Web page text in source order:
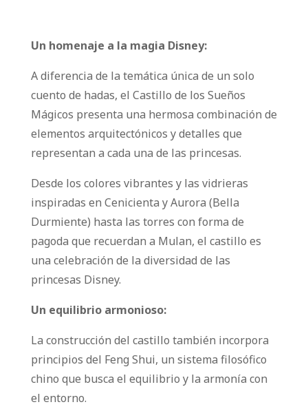
Un homenaje a la magia Disney:
A diferencia de la temática única de un solo
cuento de hadas, el Castillo de los Sueños
Mágicos presenta una hermosa combinación de
elementos arquitectónicos y detalles que
representan a cada una de las princesas.
Desde los colores vibrantes y las vidrieras
inspiradas en Cenicienta y Aurora (Bella
Durmiente) hasta las torres con forma de
pagoda que recuerdan a Mulan, el castillo es
una celebración de la diversidad de las
princesas Disney.
Un equilibrio armonioso:
La construcción del castillo también incorpora
principios del Feng Shui, un sistema filosófico
chino que busca el equilibrio y la armonía con
el entorno.